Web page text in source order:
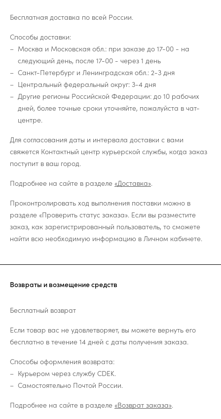
Бесплатная доставка по всей России.
Способы доставки:
Москва и Московская обл.: при заказе до 17-00 - на
следующий день, после 17-00 - через 1 день
Санкт-Петербург и Ленинградская обл.: 2-3 дня
Центральный федеральный округ: 3-4 дня
Другие регионы Российской Федерации: до 10 рабочих
дней, более точные сроки уточняйте, пожалуйста в чат-
центре.
Для согласования даты и интервала доставки с вами
свяжется Контактный центр курьерской службы, когда заказ
поступит в ваш город.
Подробнее на сайте в разделе «Доставка».
Проконтролировать ход выполнения поставки можно в
разделе «Проверить статус заказа». Если вы разместите
заказ, как зарегистрированный пользователь, то сможете
найти всю необходимую информацию в Личном кабинете.
Возвраты и возмещение средств
Бесплатный возврат
Если товар вас не удовлетворяет, вы можете вернуть его
бесплатно в течение 14 дней с даты получения заказа.
Способы оформления возврата:
Курьером через службу CDEK.
Самостоятельно Почтой России.
Подробнее на сайте в разделе «Возврат заказа».